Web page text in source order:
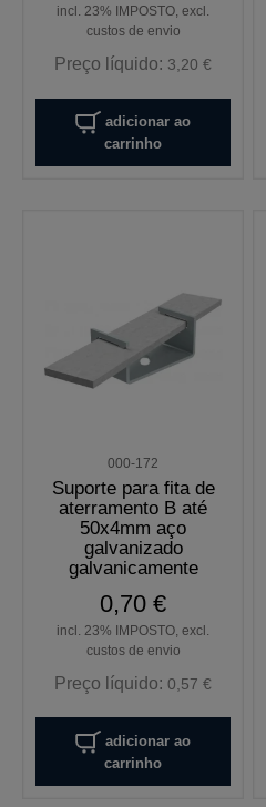
incl. 23% IMPOSTO, excl.
custos de envio
Preço líquido: 3,20 €
adicionar ao
carrinho
000-172
Suporte para fita de
aterramento B até
50x4mm aço
galvanizado
galvanicamente
0,70 €
incl. 23% IMPOSTO, excl.
custos de envio
Preço líquido:0,57 €
adicionar ao
carrinho